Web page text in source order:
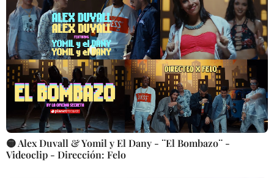
🟡 Alex Duvall & Yomil y El Dany - ¨El Bombazo¨ -
Videoclip - Dirección: Felo